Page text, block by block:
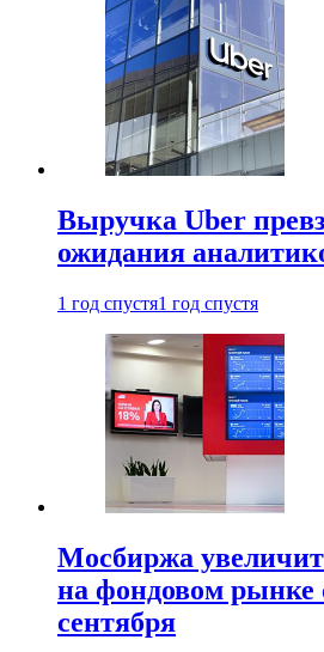
Выручка Uber
ожидания
1 год спустя1 год спустя
Мосбиржа
на фондовом рынке
сентября